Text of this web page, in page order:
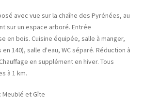
avec vue sur la chaîne des Pyrénées, au
sur un espace arboré. Entrée
en bois. Cuisine équipée, salle à manger,
140), salle d'eau, WC séparé. Réduction à
en supplément en hiver. Tous
à 1 km.
et Gîte